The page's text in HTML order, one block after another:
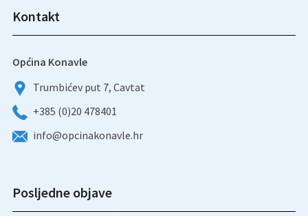
Kontakt
Općina Konavle
Trumbićev put 7, Cavtat
+385 (0)20 478401
info@opcinakonavle.hr
Posljedne objave